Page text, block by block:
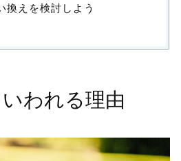
換えを検討しよう
われる理由